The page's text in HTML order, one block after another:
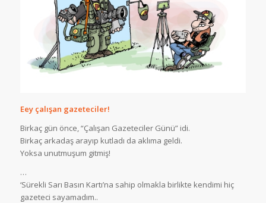
Eey çalışan gazeteciler!
Birkaç gün önce, “Çalışan Gazeteciler Günü” idi.
Birkaç arkadaş arayıp kutladı da aklıma geldi.
Yoksa unutmuşum gitmiş!
…
‘Sürekli Sarı Basın Kartı’na sahip olmakla birlikte kendimi hiç
gazeteci sayamadım..